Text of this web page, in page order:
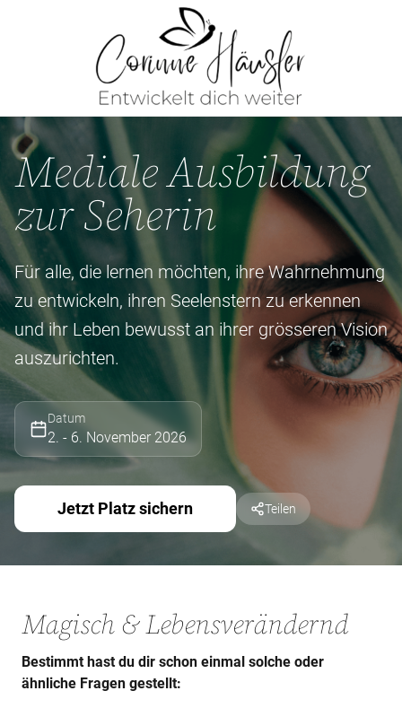
Mediale Ausbildung
zur Seherin
Für alle, die lernen möchten, ihre Wahrnehmung
zu entwickeln, ihren Seelenstern zu erkennen
und ihr Leben bewusst an ihrer grösseren Vision
auszurichten.
Datum
2. - 6. November 2026
Jetzt Platz sichern Teilen
Magisch & Lebensverändernd
Bestimmt hast du dir schon einmal solche oder
ähnliche Fragen gestellt: